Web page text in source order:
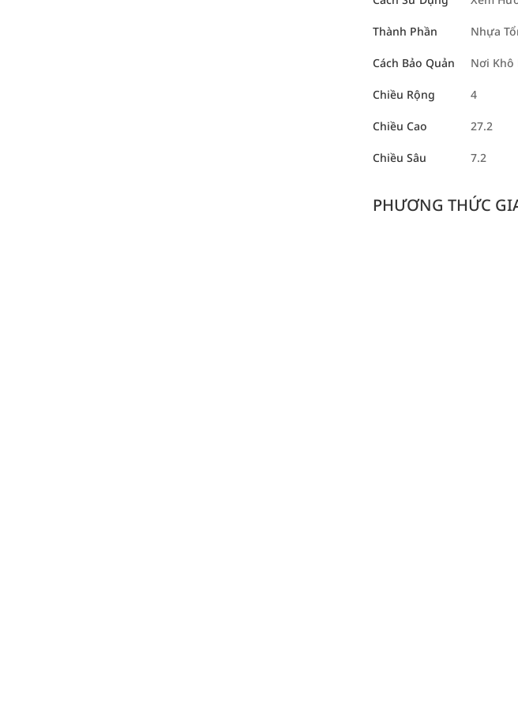
Thành Phần Nhựa
Cách Bảo Quản Nơi Khô
Chiều Rộng 4
Chiều Cao 27.2
Chiều Sâu 7.2
PHƯƠNG THỨC